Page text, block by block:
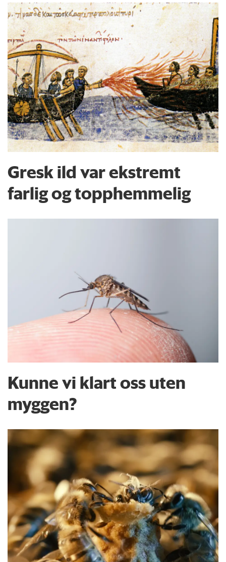
Gresk ild var ekstremt
farlig og topphemmelig
Kunne vi klart oss uten
myggen?